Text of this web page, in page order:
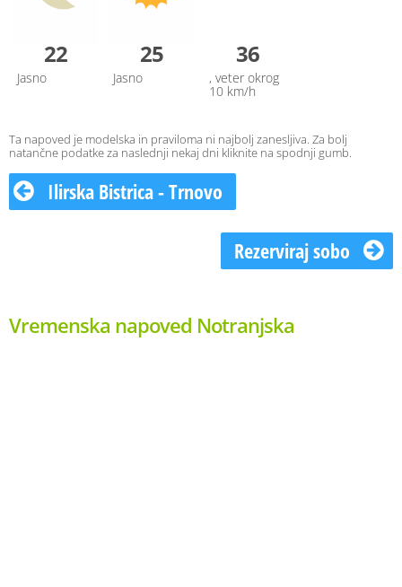
22
Jasno
25
Jasno
36
, veter okrog
10 km/h
Ta napoved je modelska in praviloma ni najbolj zanesljiva. Za bolj
natančne podatke za naslednji nekaj dni kliknite na spodnji gumb.
Ilirska Bistrica - Trnovo
Rezerviraj sobo
Vremenska napoved Notranjska